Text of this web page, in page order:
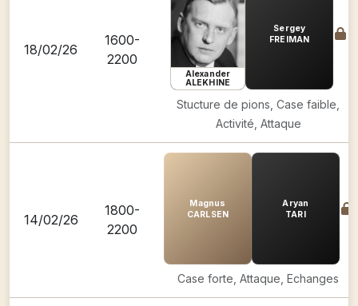
18/02/26
1600-
2200
Alexander
ALEKHINE
Sergey
FREIMAN
Stucture de pions, Case faible,
Activité, Attaque
14/02/26
1800-
2200
Magnus
CARLSEN
Aryan
TARI
Case forte, Attaque, Echanges